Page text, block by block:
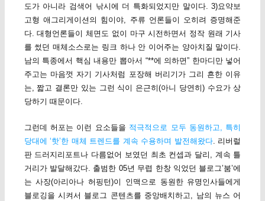
도가 아니라 검색어 낚시에 더 특화되었지만 말이다. 3)요약보
고형 애그리게이션의 힘이야, 주류 언론들이 오히려 증명해준
다. 대형언론들이 체면도 없이 마구 시전하면서 정작 원래 기사
를 썼던 매체소스로는 링크 하나 안 이어주는 양아치질 말이다.
남의 특종에서 핵심 내용만 뽑아서 “**에 의하면” 한마디만 넣어
주고는 마음껏 자기 기사처럼 포장해 버리기가 그리 흔한 이유
는, 짧고 결론만 있는 그런 식이 은근히(아니 당연히) 수요가 상
당하기 때문이다.
그런데 허포는 이런 요소들을 적극적으로 모두 동원하고, 특히
당대에 ‘핫’한 매체 트렌드를 계속 수용하며 발전해왔다. 리버럴
판 드러지리포트나 다름없어 보였던 최초 컨셉과 달리, 계속 틀
거리가 발달해갔다. 출범한 05년 무렵 한창 익었던 블로그’붐’에
는 사장(아리아나 허핑턴)이 인맥으로 동원한 유명인사들에게
블로깅을 시켜서 블로그 콘텐츠를 중앙배치하고, 남의 뉴스 어